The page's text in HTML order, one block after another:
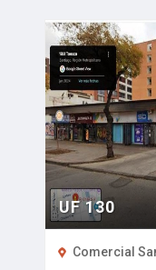
UF 130
Comercial